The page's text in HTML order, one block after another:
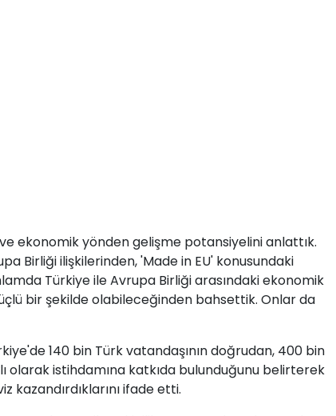
ekonomik yönden gelişme potansiyelini anlattık.
Birliği ilişkilerinden, 'Made in EU' konusundaki
Türkiye ile Avrupa Birliği arasındaki ekonomik
bir şekilde olabileceğinden bahsettik. Onlar da
140 bin Türk vatandaşının doğrudan, 400 bin
olarak istihdamına katkıda bulunduğunu belirterek
kazandırdıklarını ifade etti.